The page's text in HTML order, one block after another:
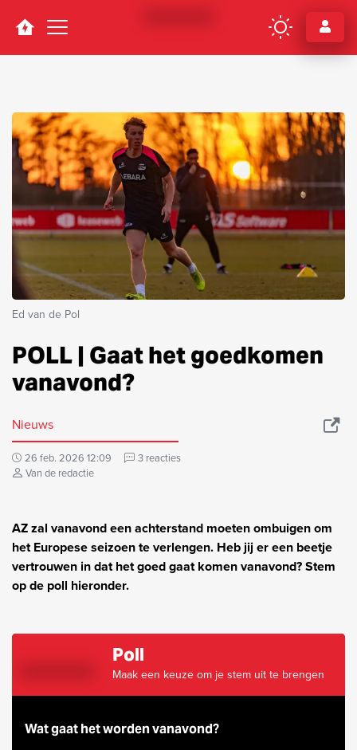
Navigation
Ed van de Pol
POLL | Gaat het goedkomen
vanavond?
Nieuws
26 feb. 2026 12:09
3 reacties
Van de redactie
AZ zal vanavond een achterstand moeten ombuigen om
het Europese seizoen te verlengen. Heb jij er een beetje
vertrouwen in dat het goed gaat komen vanavond? Stem
op de poll hieronder.
Poll
Maak een keuze om je stem uit te brengen
Wat gaat het worden vanavond?